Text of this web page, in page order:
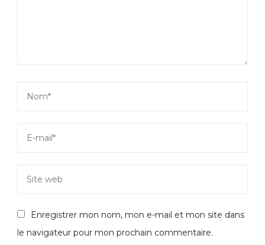
Enregistrer mon nom, mon e-mail et mon site dans
le navigateur pour mon prochain commentaire.